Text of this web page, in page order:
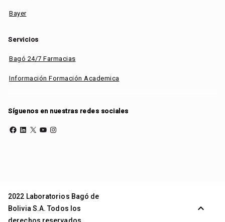
Bayer
Servicios
Bagó 24/7 Farmacias
Información Formación Academica
Síguenos en nuestras redes sociales
Facebook LinkedIn X YouTube Instagram
2022 Laboratorios Bagó de
Bolivia S.A. Todos los
expand_less